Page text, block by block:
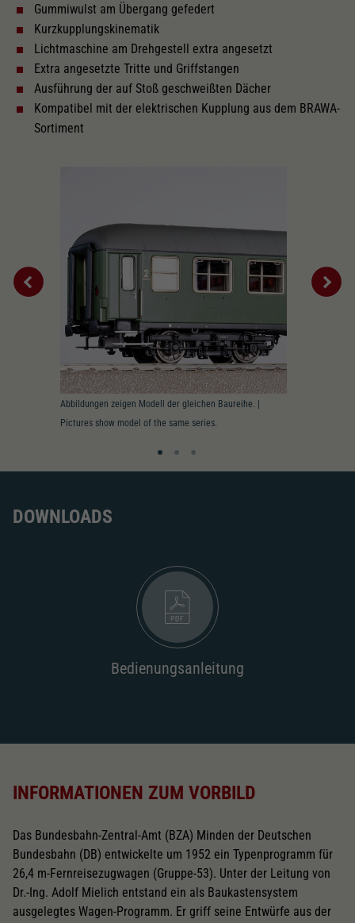
303 Länger über Puffer in mm
Inneneinrichtung
Tauschsatz für Wechselstrom
Wechselstromschleifer
nachrüstbar
Gummiwulst am Übergang gefedert
Kurzkupplungskinematik
Lichtmaschine am Drehgestell extra angesetzt
Extra angesetzte Tritte und Griffstangen
Ausführung der auf Stoß geschweißten Dächer
Kompatibel mit der elektrischen Kupplung aus dem BRAWA-
Sortiment
Abbildungen zeigen Modell der gleichen Baureihe. |
Pictures show model of the same series.
DOWNLOADS
Bedienungsanleitung
INFORMATIONEN ZUM VORBILD
Das Bundesbahn-Zentral-Amt (BZA) Minden der Deutschen
Bundesbahn (DB) entwickelte um 1952 ein Typenprogramm für
26,4 m-Fernreisezugwagen (Gruppe-53). Unter der Leitung von
Dr.-Ing. Adolf Mielich entstand ein als Baukastensystem
ausgelegtes Wagen-Programm. Er griff seine Entwürfe aus der